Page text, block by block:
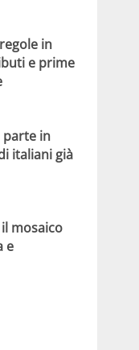
in
e prime
parte in
italiani già
mosaico
e